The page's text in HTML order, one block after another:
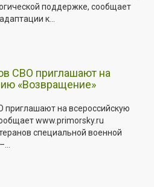
поддержке, сообщает
к...
СВО приглашают на
«Возвращение»
приглашают на всероссийскую
www.primorsky.ru
специальной военной